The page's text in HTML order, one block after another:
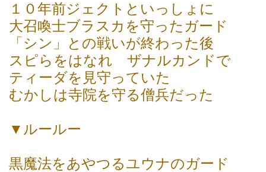
１０年前ジェクトといっしょに
大召喚士ブラスカを守ったガード
「シン」との戦いが終わった後
スピらをはなれ ザナルカンドで
ティーダを見守っていた
むかしは寺院を守る僧兵だった
▼ルールー
黒魔法をあやつるユウナのガード